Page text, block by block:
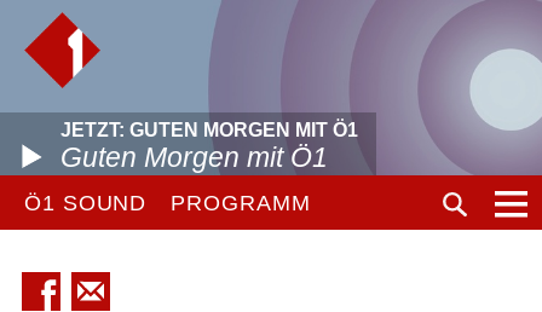
JETZT: GUTEN MORGEN MIT Ö1
Guten Morgen mit Ö1
Ö1 SOUND PROGRAMM